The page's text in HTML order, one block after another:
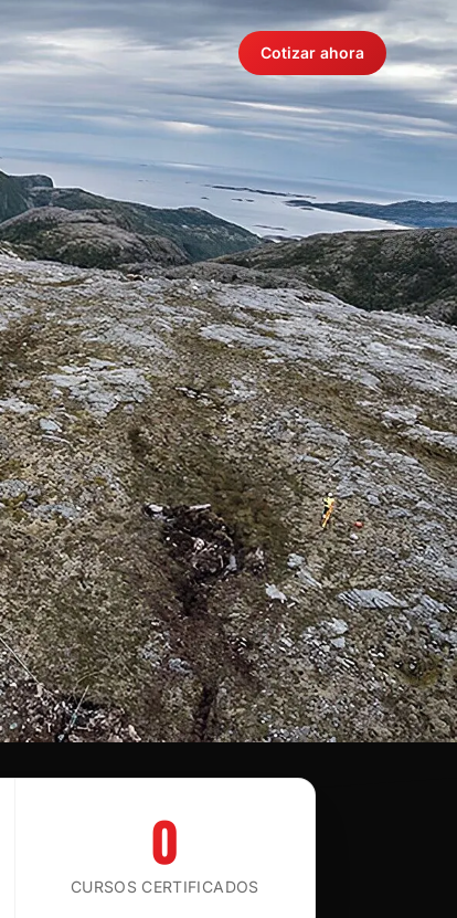
Cotizar ahora
0
CURSOS CERTIFICADOS